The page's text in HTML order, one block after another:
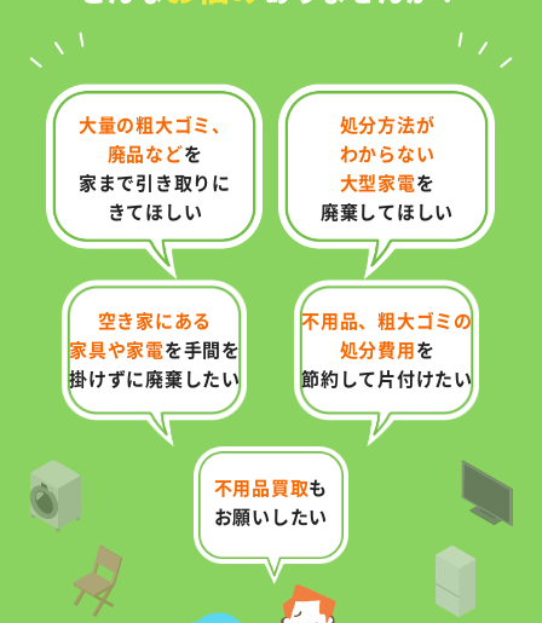
大量の粗大ゴミ、
廃品などを
家まで引き取りに
きてほしい
処分方法が
わからない
大型家電を
廃棄してほしい
空き家にある
家具や家電を手間を
掛けずに廃棄したい
不用品、粗大ゴミの
処分費用を
節約して片付けたい
不用品買取も
お願いしたい